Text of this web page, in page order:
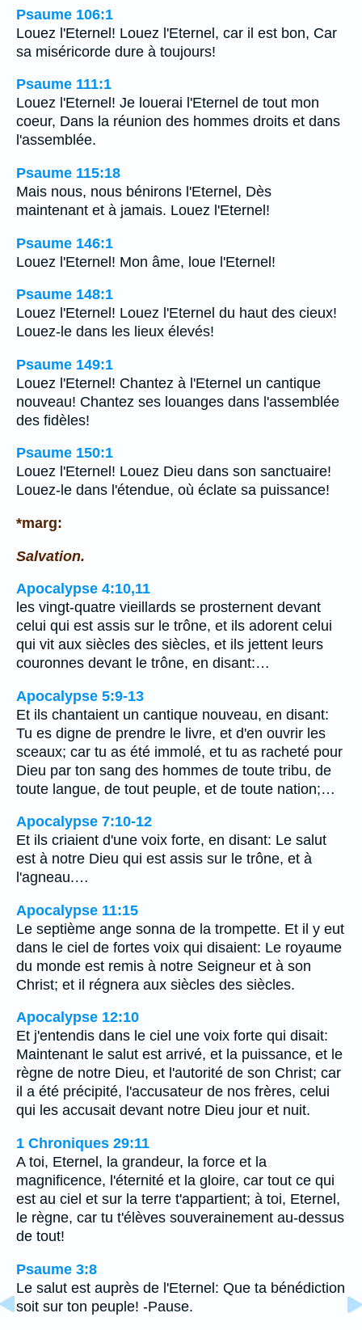
Psaume 106:1
Louez l'Eternel! Louez l'Eternel, car il est bon, Car
sa miséricorde dure à toujours!
Psaume 111:1
Louez l'Eternel! Je louerai l'Eternel de tout mon
coeur, Dans la réunion des hommes droits et dans
l'assemblée.
Psaume 115:18
Mais nous, nous bénirons l'Eternel, Dès
maintenant et à jamais. Louez l'Eternel!
Psaume 146:1
Louez l'Eternel! Mon âme, loue l'Eternel!
Psaume 148:1
Louez l'Eternel! Louez l'Eternel du haut des cieux!
Louez-le dans les lieux élevés!
Psaume 149:1
Louez l'Eternel! Chantez à l'Eternel un cantique
nouveau! Chantez ses louanges dans l'assemblée
des fidèles!
Psaume 150:1
Louez l'Eternel! Louez Dieu dans son sanctuaire!
Louez-le dans l'étendue, où éclate sa puissance!
*marg:
Salvation.
Apocalypse 4:10,11
les vingt-quatre vieillards se prosternent devant
celui qui est assis sur le trône, et ils adorent celui
qui vit aux siècles des siècles, et ils jettent leurs
couronnes devant le trône, en disant:…
Apocalypse 5:9-13
Et ils chantaient un cantique nouveau, en disant:
Tu es digne de prendre le livre, et d'en ouvrir les
sceaux; car tu as été immolé, et tu as racheté pour
Dieu par ton sang des hommes de toute tribu, de
toute langue, de tout peuple, et de toute nation;…
Apocalypse 7:10-12
Et ils criaient d'une voix forte, en disant: Le salut
est à notre Dieu qui est assis sur le trône, et à
l'agneau.…
Apocalypse 11:15
Le septième ange sonna de la trompette. Et il y eut
dans le ciel de fortes voix qui disaient: Le royaume
du monde est remis à notre Seigneur et à son
Christ; et il régnera aux siècles des siècles.
Apocalypse 12:10
Et j'entendis dans le ciel une voix forte qui disait:
Maintenant le salut est arrivé, et la puissance, et le
règne de notre Dieu, et l'autorité de son Christ; car
il a été précipité, l'accusateur de nos frères, celui
qui les accusait devant notre Dieu jour et nuit.
1 Chroniques 29:11
A toi, Eternel, la grandeur, la force et la
magnificence, l'éternité et la gloire, car tout ce qui
est au ciel et sur la terre t'appartient; à toi, Eternel,
le règne, car tu t'élèves souverainement au-dessus
de tout!
Psaume 3:8
Le salut est auprès de l'Eternel: Que ta bénédiction
soit sur ton peuple! -Pause.